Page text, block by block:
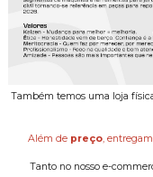
Também temos uma loja
Além de preço ,
Tanto no nosso e-